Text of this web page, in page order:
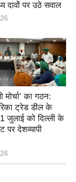
दावों पर उठे सवाल
का गठन:
ट्रेड डील के
जुलाई को दिल्ली के
पर देशव्यापी